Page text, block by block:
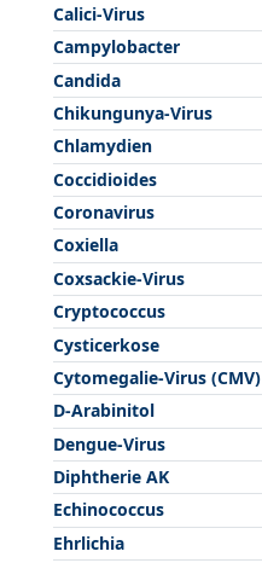
Calici-Virus
Campylobacter
Candida
Chikungunya-Virus
Chlamydien
Coccidioides
Coronavirus
Coxiella
Coxsackie-Virus
Cryptococcus
Cysticerkose
Cytomegalie-Virus (CMV)
D-Arabinitol
Dengue-Virus
Diphtherie AK
Echinococcus
Ehrlichia